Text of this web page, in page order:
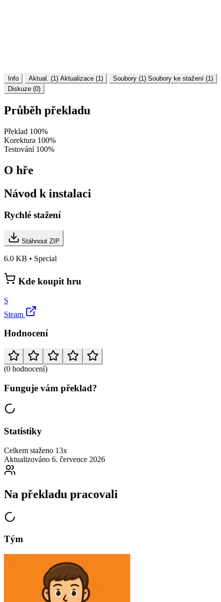
Info Aktual. (1) Aktualizace (1) Soubory (1) Soubory ke stažení (1)
Diskuze (0)
Průběh překladu
Překlad 100%
Korektura 100%
Testování 100%
O hře
Návod k instalaci
Rychlé stažení
Stáhnout ZIP
6.0 KB • Special
Kde koupit hru
S
Steam
Hodnocení
(0 hodnocení)
Funguje vám překlad?
Statistiky
Celkem staženo 13x
Aktualizováno 6. července 2026
Na překladu pracovali
Tým